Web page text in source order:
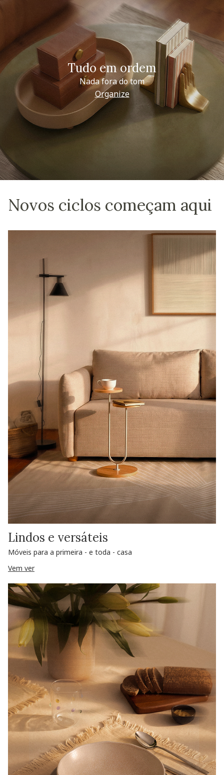
Tudo em ordem
Nada fora do tom
Organize
Novos ciclos começam aqui
Lindos e versáteis
Móveis para a primeira - e toda - casa
Vem ver